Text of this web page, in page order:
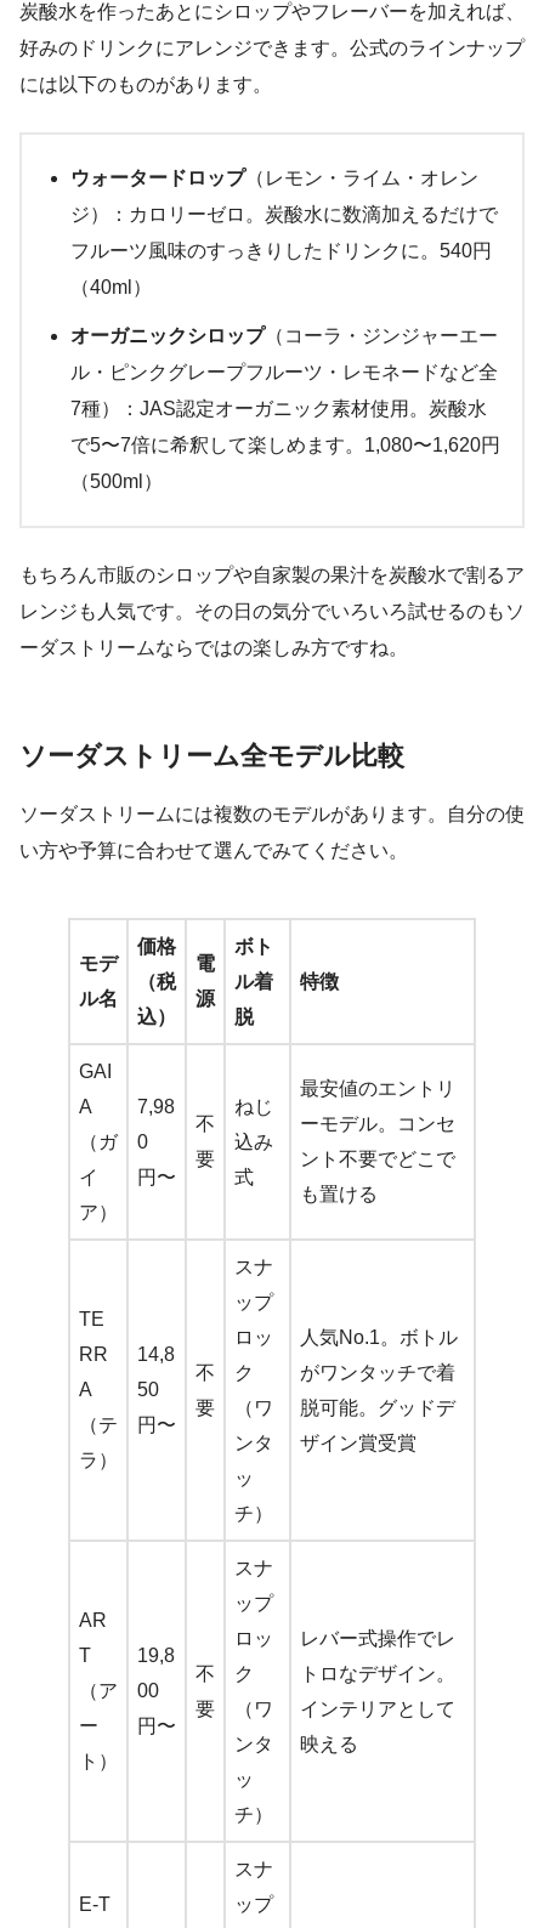
炭酸水を作ったあとにシロップやフレーバーを加えれば、
好みのドリンクにアレンジできます。公式のラインナップ
には以下のものがあります。
ウォータードロップ（レモン・ライム・オレン
ジ）：カロリーゼロ。炭酸水に数滴加えるだけで
フルーツ風味のすっきりしたドリンクに。540円
（40ml）
オーガニックシロップ（コーラ・ジンジャーエー
ル・ピンクグレープフルーツ・レモネードなど全
7種）：JAS認定オーガニック素材使用。炭酸水
で5〜7倍に希釈して楽しめます。1,080〜1,620円
（500ml）
もちろん市販のシロップや自家製の果汁を炭酸水で割るア
レンジも人気です。その日の気分でいろいろ試せるのもソ
ーダストリームならではの楽しみ方ですね。
ソーダストリーム全モデル比較
ソーダストリームには複数のモデルがあります。自分の使
い方や予算に合わせて選んでみてください。
モデ
ル名
価格
（税
込）
電
源
ボト
ル着
脱
特徴
GAI
A
（ガ
イ
ア）
7,98
0
円〜
不
要
ねじ
込み
式
最安値のエントリ
ーモデル。コンセ
ント不要でどこで
も置ける
TE
RR
A
（テ
ラ）
14,8
50
円〜
不
要
スナ
ップ
ロッ
ク
（ワ
ンタ
ッ
チ）
人気No.1。ボトル
がワンタッチで着
脱可能。グッドデ
ザイン賞受賞
AR
T
（ア
ー
ト）
19,8
00
円〜
不
要
スナ
ップ
ロッ
ク
（ワ
ンタ
ッ
チ）
レバー式操作でレ
トロなデザイン。
インテリアとして
映える
E-T
スナ
ップ